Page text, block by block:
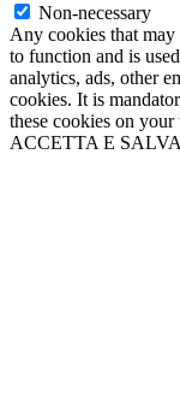
Non-necessary
Any cookies that
to function and is
analytics, ads, other
cookies. It is
these cookies on your
ACCETTA E SALVA